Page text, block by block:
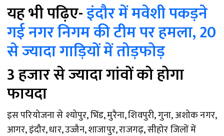
यह भी पढ़िए-इंदौर में मवेशी पकड़ने
गई नगर निगम की टीम पर हमला, 20
से ज्यादा गाड़ियों में तोड़फोड़
3 हजार से ज्यादा गांवों को होगा
फायदा
इस परियोजना से श्योपुर, भिंड, मुरैना, शिवपुरी, गुना, अशोक नगर,
आगर, इंदौर, धार, उज्जैन, शाजापुर, राजगढ़, सीहोर जिलों में